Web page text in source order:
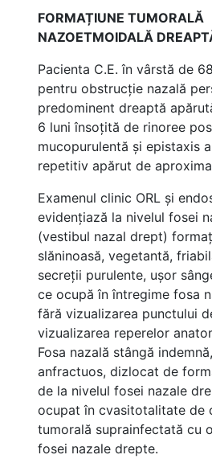
FORMAȚIUNE TUMORALĂ
NAZOETMOIDALĂ
Pacienta C.E. în vârstă de
pentru obstrucție nazală
predominent dreaptă
6 luni însoțită de rinoree
mucopurulentă și epistaxis
repetitiv apărut de
Examenul clinic ORL și
evidențiază la nivelul fosei
(vestibul nazal drept)
slăninoasă, vegetantă,
secreții purulente, ușor
ce ocupă în întregime fosa
fără vizualizarea punctului
vizualizarea reperelor
Fosa nazală stângă
anfractuos, dizlocat de
de la nivelul fosei nazale
ocupat în cvasitotalitate de
tumorală suprainfectată cu
fosei nazale drepte.